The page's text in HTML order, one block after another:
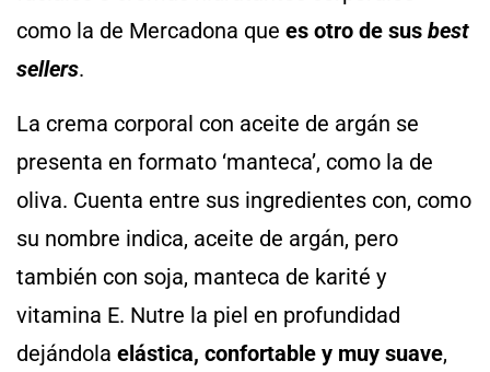
como la de Mercadona que es otro de sus best
sellers.
La crema corporal con aceite de argán se
presenta en formato ‘manteca’, como la de
oliva. Cuenta entre sus ingredientes con, como
su nombre indica, aceite de argán, pero
también con soja, manteca de karité y
vitamina E. Nutre la piel en profundidad
dejándola elástica, confortable y muy suave,